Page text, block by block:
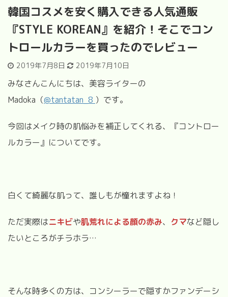
韓国コスメを安く購入できる人気通販
『STYLE KOREAN』を紹介！そこでコン
トロールカラーを買ったのでレビュー
2019年7月8日 2019年7月10日
みなさんこんにちは、美容ライターの
Madoka（@tantatan_8 ） です。
今回はメイク時の肌悩みを補正してくれる、『コントロー
ルカラー』についてです。
白くて綺麗な肌って、誰しもが憧れますよね！
ただ実際はニキビや肌荒れによる顔の赤み、 クマなど隠し
たいところがチラホラ…
そんな時多くの方は、コンシーラーで隠すかファンデーシ